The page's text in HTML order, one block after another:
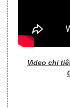
Video chi